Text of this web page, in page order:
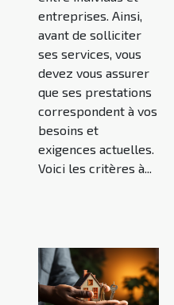
entreprises. Ainsi,
avant de solliciter
ses services, vous
devez vous assurer
que ses prestations
correspondent à vos
besoins et
exigences actuelles.
Voici les critères à...